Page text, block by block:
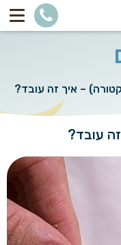
– איך זה עובד?
עובד?